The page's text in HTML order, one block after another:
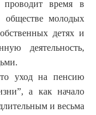
проводит время в
обществе молодых
детях и
деятельность,
уход на пенсию
а как начало
и весьма